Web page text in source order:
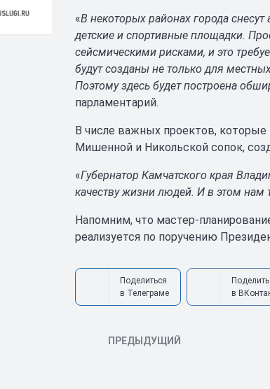
«В некоторых районах города
детские и спортивные площадки.
сейсмическими рисками, и это
будут созданы не только для
Поэтому здесь будет построена
парламентарий.
В числе важных проектов, которые
Мишенной и Никольской сопок,
«Губернатор Камчатского края
качеству жизни людей. И в этом нам
Напомним, что мастер-
реализуется по поручению
Поделиться
в Телеграме
в
ПРЕДЫДУЩИЙ